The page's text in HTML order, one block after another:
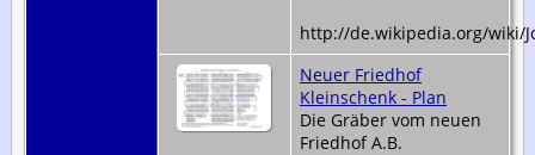
http://de.wikipedia.org/wiki/
Neuer Friedhof
Kleinschenk - Plan
Die Gräber vom neuen
Friedhof A.B.